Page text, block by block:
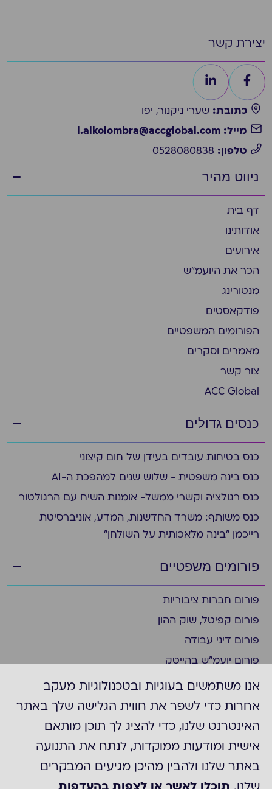
יצירת קשר
כתובת: שערי ניקנור, יפו
מייל: l.alkolombra@accglobal.com
טלפון:
ניווט מהיר
דף בית
אודותינו
אירועים
הכר את היועמ״ש
מנטורינג
פודקאסטים
הפורומים המשפטיים
מאמרים וסקרים
צור קשר
ACC Global
כנסים גדולים
כנס בטיחות עובדים בעידן של חום קיצוני
כנס בינה משפטית - שלוש שנים למהפכת ה-AI
כנס רגולציה וקשרי ממשל- אומנות השיח עם הרגולטור
כנס משותף: משרד החדשנות, המדע, אוניברסיטת
רייכמן "בינה מלאכותית על השולחן"
פורומים משפטיים
פורום חברות ציבוריות
פורום קפיטל, שוק ההון
פורום דיני עבודה
פורום יועמ"ש בהייטק
פורום ציות
פורום ביומד ופארמה
פורום יועמ"ש בצפון
פורום חברות דואליות/נסחרות בניו יורק
פורום משפט מסחרי
קבוצת "עדכונים משפטיים"
אנו משתמשים בעוגיות ובטכנולוגיות מעקב
אחרות כדי לשפר את חווית הגלישה שלך באתר
האינטרנט שלנו, כדי להציג לך תוכן מותאם
אישית ומודעות ממוקדות, לנתח את התנועה
באתר שלנו ולהבין מהיכן מגיעים המבקרים